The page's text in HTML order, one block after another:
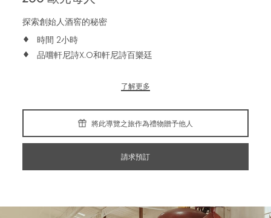
探索創始人酒窖的秘密
時間 2小時
品嚐軒尼詩X.O和軒尼詩百樂廷
了解更多
將此導覽之旅作為禮物贈予他人
請求預訂